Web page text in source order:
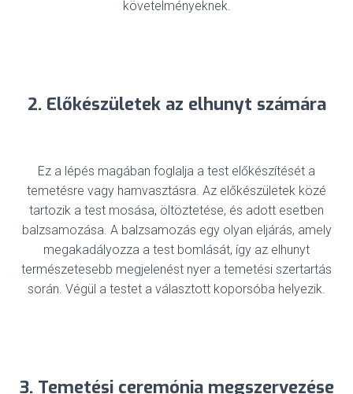
követelményeknek.
2. Előkészületek az elhunyt számára
Ez a lépés magában foglalja a test előkészítését a
temetésre vagy hamvasztásra. Az előkészületek közé
tartozik a test mosása, öltöztetése, és adott esetben
balzsamozása. A balzsamozás egy olyan eljárás, amely
megakadályozza a test bomlását, így az elhunyt
természetesebb megjelenést nyer a temetési szertartás
során. Végül a testet a választott koporsóba helyezik.
3. Temetési ceremónia megszervezése